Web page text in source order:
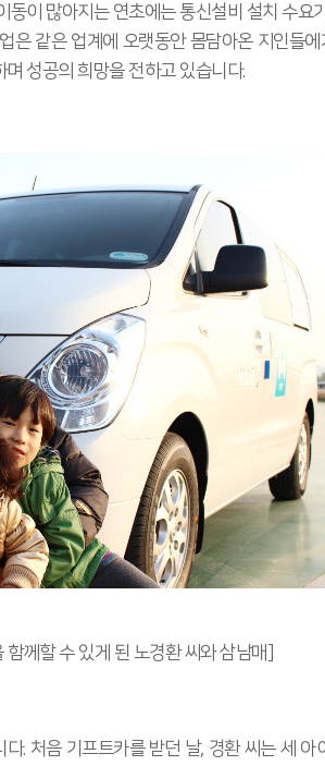
이 많아지는 연초에는 통신설비 설치 수요
은 같은 업계에 오랫동안 몸담아온 지인들
성공의 희망을 전하고 있습니다.
께할 수 있게 된 노경환 씨와 삼남매]
. 처음 기프트카를 받던 날, 경환 씨는 세 아